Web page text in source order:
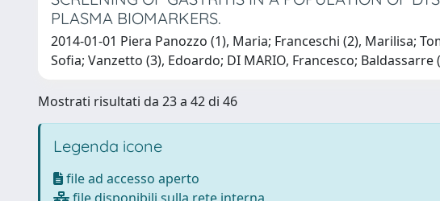
PLASMA BIOMARKERS.
2014-01-01 Piera Panozzo (1), Maria; Franceschi (2), Marilisa;
Sofia; Vanzetto (3), Edoardo; DI MARIO, Francesco; Baldassarre
Mostrati risultati da 23 a 42 di 46
Legenda icone
file ad accesso aperto